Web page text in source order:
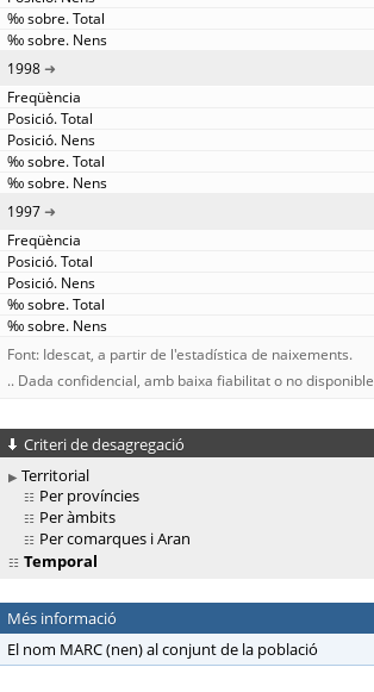
1998
1997
Font: Idescat, a partir de l'estadística de naixements.
.. Dada confidencial, amb baixa fiabilitat o no disponible
Criteri de desagregació
Territorial
Per províncies
Per àmbits
Per comarques i Aran
Temporal
Més informació
El nom MARC (nen) al conjunt de la població